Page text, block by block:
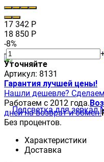
17 342 Р
18 850 Р
-8%
-
Уточняйте
Артикул: 8131
Гарантия лучшей цены!
Нашли дешевле?
Работаем с 2012 года.
дней на возврат и обмен.
Без процентов.
Характеристики
Доставка